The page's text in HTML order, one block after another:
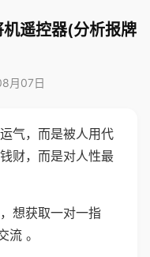
遥控器(分析报牌
月07日
气，而是被人用代
财，而是对人性最
想获取一对一指
。